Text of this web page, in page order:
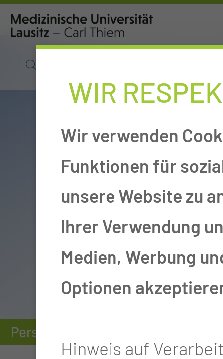
Personen
WIR
Wir verwenden
Funktionen für
unsere Website zu
Ihrer Verwendung
Medien, Werbung
Optionen
Hinweis auf